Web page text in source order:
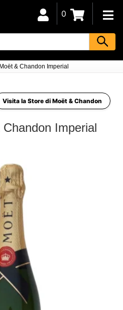
Moët & Chandon Imperial
0
Visita la Store di Moët & Chandon
Imperial